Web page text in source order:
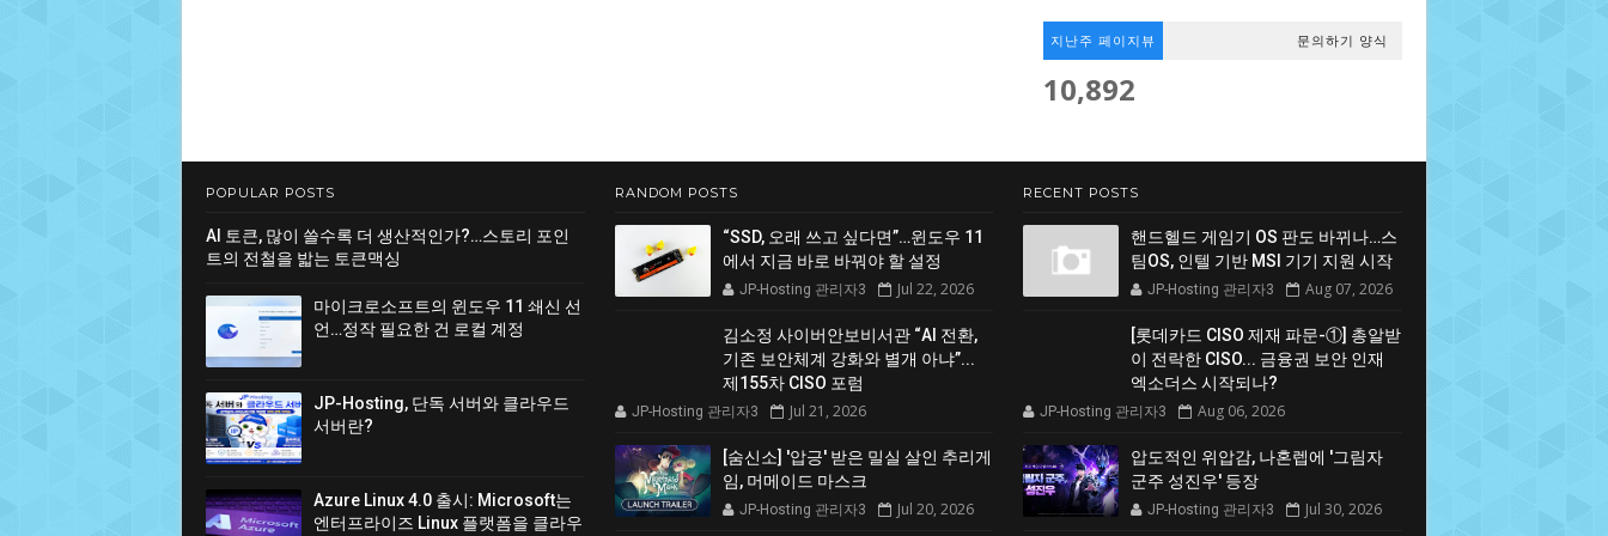
지난주 페이지뷰 문의하기 양식
10,892
POPULAR POSTS
AI 토큰, 많이 쓸수록 더 생산적인가?…스토리 포인
트의 전철을 밟는 토큰맥싱
마이크로소프트의 윈도우 11 쇄신 선
언…정작 필요한 건 로컬 계정
JP-Hosting, 단독 서버와 클라우드
서버란?
Azure Linux 4.0 출시: Microsoft는
엔터프라이즈 Linux 플랫폼을 클라우
RANDOM POSTS
“SSD, 오래 쓰고 싶다면”…윈도우 11
에서 지금 바로 바꿔야 할 설정
JP-Hosting 관리자3 Jul 22, 2026
김소정 사이버안보비서관 “AI 전환,
기존 보안체계 강화와 별개 아냐”...
제155차 CISO 포럼
JP-Hosting 관리자3 Jul 21, 2026
[숨신소] '압긍' 받은 밀실 살인 추리게
임, 머메이드 마스크
JP-Hosting 관리자3 Jul 20, 2026
RECENT POSTS
핸드헬드 게임기 OS 판도 바뀌나…스
팀OS, 인텔 기반 MSI 기기 지원 시작
JP-Hosting 관리자3 Aug 07, 2026
[롯데카드 CISO 제재 파문-①] 총알받
이 전락한 CISO... 금융권 보안 인재
엑소더스 시작되나?
JP-Hosting 관리자3 Aug 06, 2026
압도적인 위압감, 나혼렙에 '그림자
군주 성진우' 등장
JP-Hosting 관리자3 Jul 30, 2026